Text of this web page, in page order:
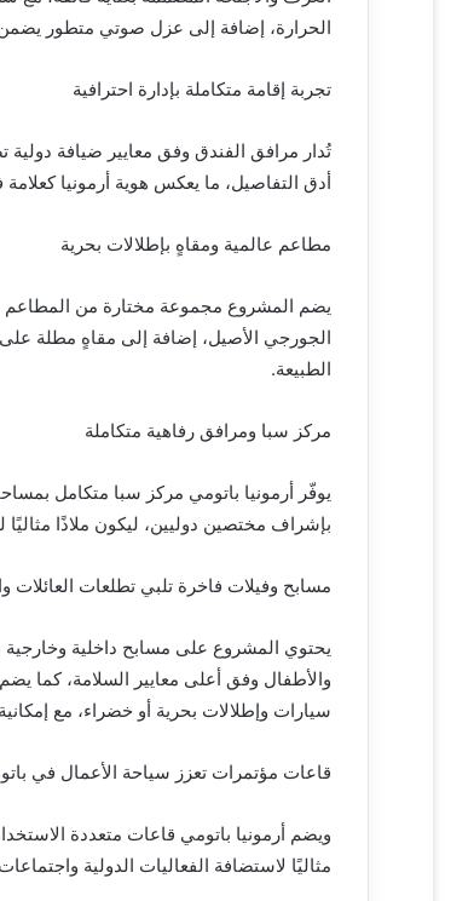
الحرارة، إضافة إلى عزل صوتي متطور
تجربة إقامة متكاملة بإدارة احترافية
تُدار مرافق الفندق وفق معايير ضيافة
أدق التفاصيل، ما يعكس هوية أرمونيا
مطاعم عالمية ومقاهٍ بإطلالات بحرية
يضم المشروع مجموعة مختارة من المطاعم
الجورجي الأصيل، إضافة إلى مقاهٍ مطلة على
الطبيعة.
مركز سبا ومرافق رفاهية متكاملة
يوفّر أرمونيا باتومي مركز سبا متكامل
بإشراف مختصين دوليين، ليكون ملاذًا
مسابح وفيلات فاخرة تلبي تطلعات العائلات
يحتوي المشروع على مسابح داخلية
والأطفال وفق أعلى معايير السلامة، كما
سيارات وإطلالات بحرية أو خضراء، مع
قاعات مؤتمرات تعزز سياحة الأعمال في
ويضم أرمونيا باتومي قاعات متعددة
مثاليًا لاستضافة الفعاليات الدولية